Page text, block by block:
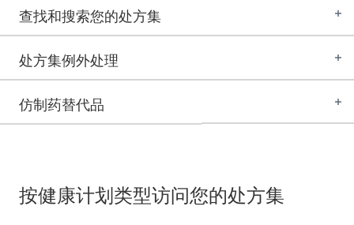
查找和搜索您的处方集
处方集例外处理
仿制药替代品
按健康计划类型访问您的处方集